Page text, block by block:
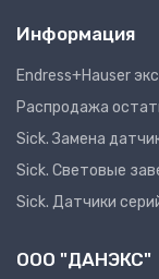
Информация
Endress+Hauser
Распродажа
Sick. Замена
Sick. Световые
Sick. Датчики серий
ООО "ДАНЭКС"